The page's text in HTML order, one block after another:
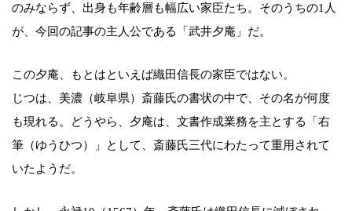
のみならず、出身も年齢層も幅広い家臣たち。そのうちの1人
が、今回の記事の主人公である「武井夕庵」だ。
この夕庵、もとはといえば織田信長の家臣ではない。
じつは、美濃（岐阜県）斎藤氏の書状の中で、その名が何度
も現れる。どうやら、夕庵は、文書作成業務を主とする「右
筆（ゆうひつ）」として、斎藤氏三代にわたって重用されて
いたようだ。